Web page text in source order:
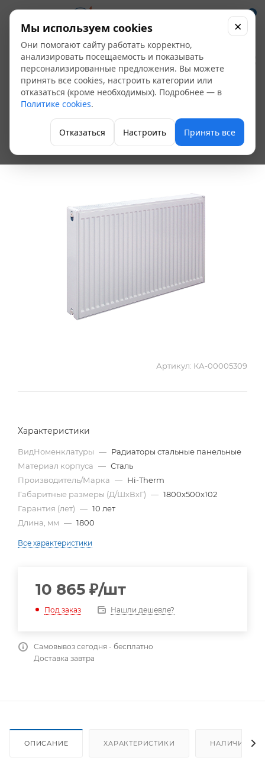
0
Радиатор стальной
панельный Hi-Therm
22 500*1800 боковое
Стальные радиаторы
Артикул: КА-00005309
Характеристики
ВидНоменклатуры — Радиаторы стальные панельные
Материал корпуса — Сталь
Производитель/Марка — Hi-Therm
Габаритные размеры (Д/ШхВхГ) — 1800х500х102
Гарантия (лет) — 10 лет
Длина, мм — 1800
Все характеристики
10 865 ₽/шт
Под заказ Нашли дешевле?
Самовывоз сегодня - бесплатно
Доставка завтра
ОПИСАНИЕ ХАРАКТЕРИСТИКИ НАЛИЧИЕ
Мы используем cookies
Они помогают сайту работать корректно,
анализировать посещаемость и показывать
персонализированные предложения. Вы можете
принять все cookies, настроить категории или
отказаться (кроме необходимых). Подробнее — в
Политике cookies.
Отказаться Настроить Принять все
×